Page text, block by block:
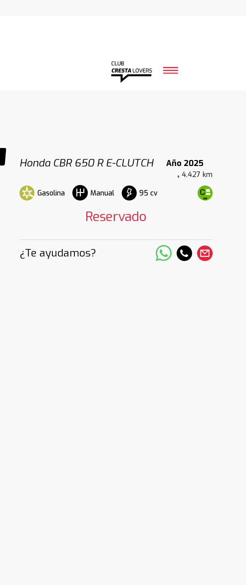
Honda CBR 650 R E-CLUTCH
Año 2025
4.427 km
Gasolina
Manual 95 cv
Reservado
¿Te ayudamos?